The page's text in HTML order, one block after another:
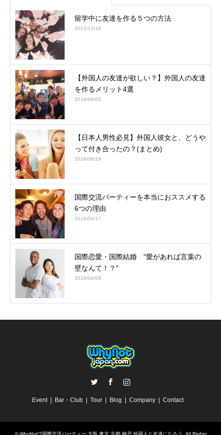
留学中に友達を作る５つの方法
2023/12/19
【外国人の友達が欲しい？】外国人の友達
を作るメリット4選
2019/09/05
【日本人男性必見】外国人彼女と、どうや
って付き合ったの？(まとめ)
2018/06/16
国際交流パーティーを本当におススメする
6つの理由
2018/04/17
国際恋愛・国際結婚 "愛があれば言葉の
壁なんて！？"
2018/04/09
Event Bar・Club Tour Blog Company Contact